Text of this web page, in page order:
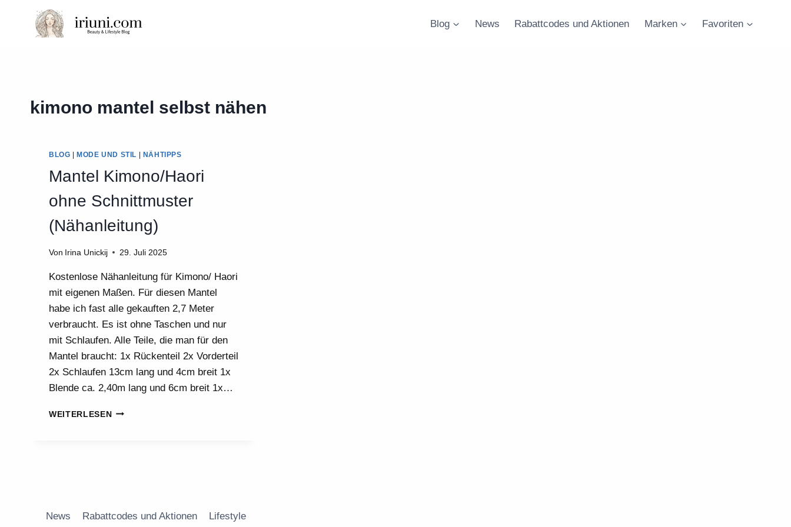
springen
Blog News Rabattcodes und Aktionen Marken Favoriten
kimono mantel selbst nähen
BLOG MODE UND STIL NÄHTIPPS
Mantel Kimono/Haori
ohne Schnittmuster
(Nähanleitung)
Von Irina Unickij 29. Juli 2025
Kostenlose Nähanleitung für Kimono/ Haori
mit eigenen Maßen. Für diesen Mantel
habe ich fast alle gekauften 2,7 Meter
verbraucht. Es ist ohne Taschen und nur
mit Schlaufen. Alle Teile, die man für den
Mantel braucht: 1x Rückenteil 2x Vorderteil
2x Schlaufen 13cm lang und 4cm breit 1x
Blende ca. 2,40m lang und 6cm breit 1x…
WEITERLESENMANTEL
News Rabattcodes und Aktionen Lifestyle